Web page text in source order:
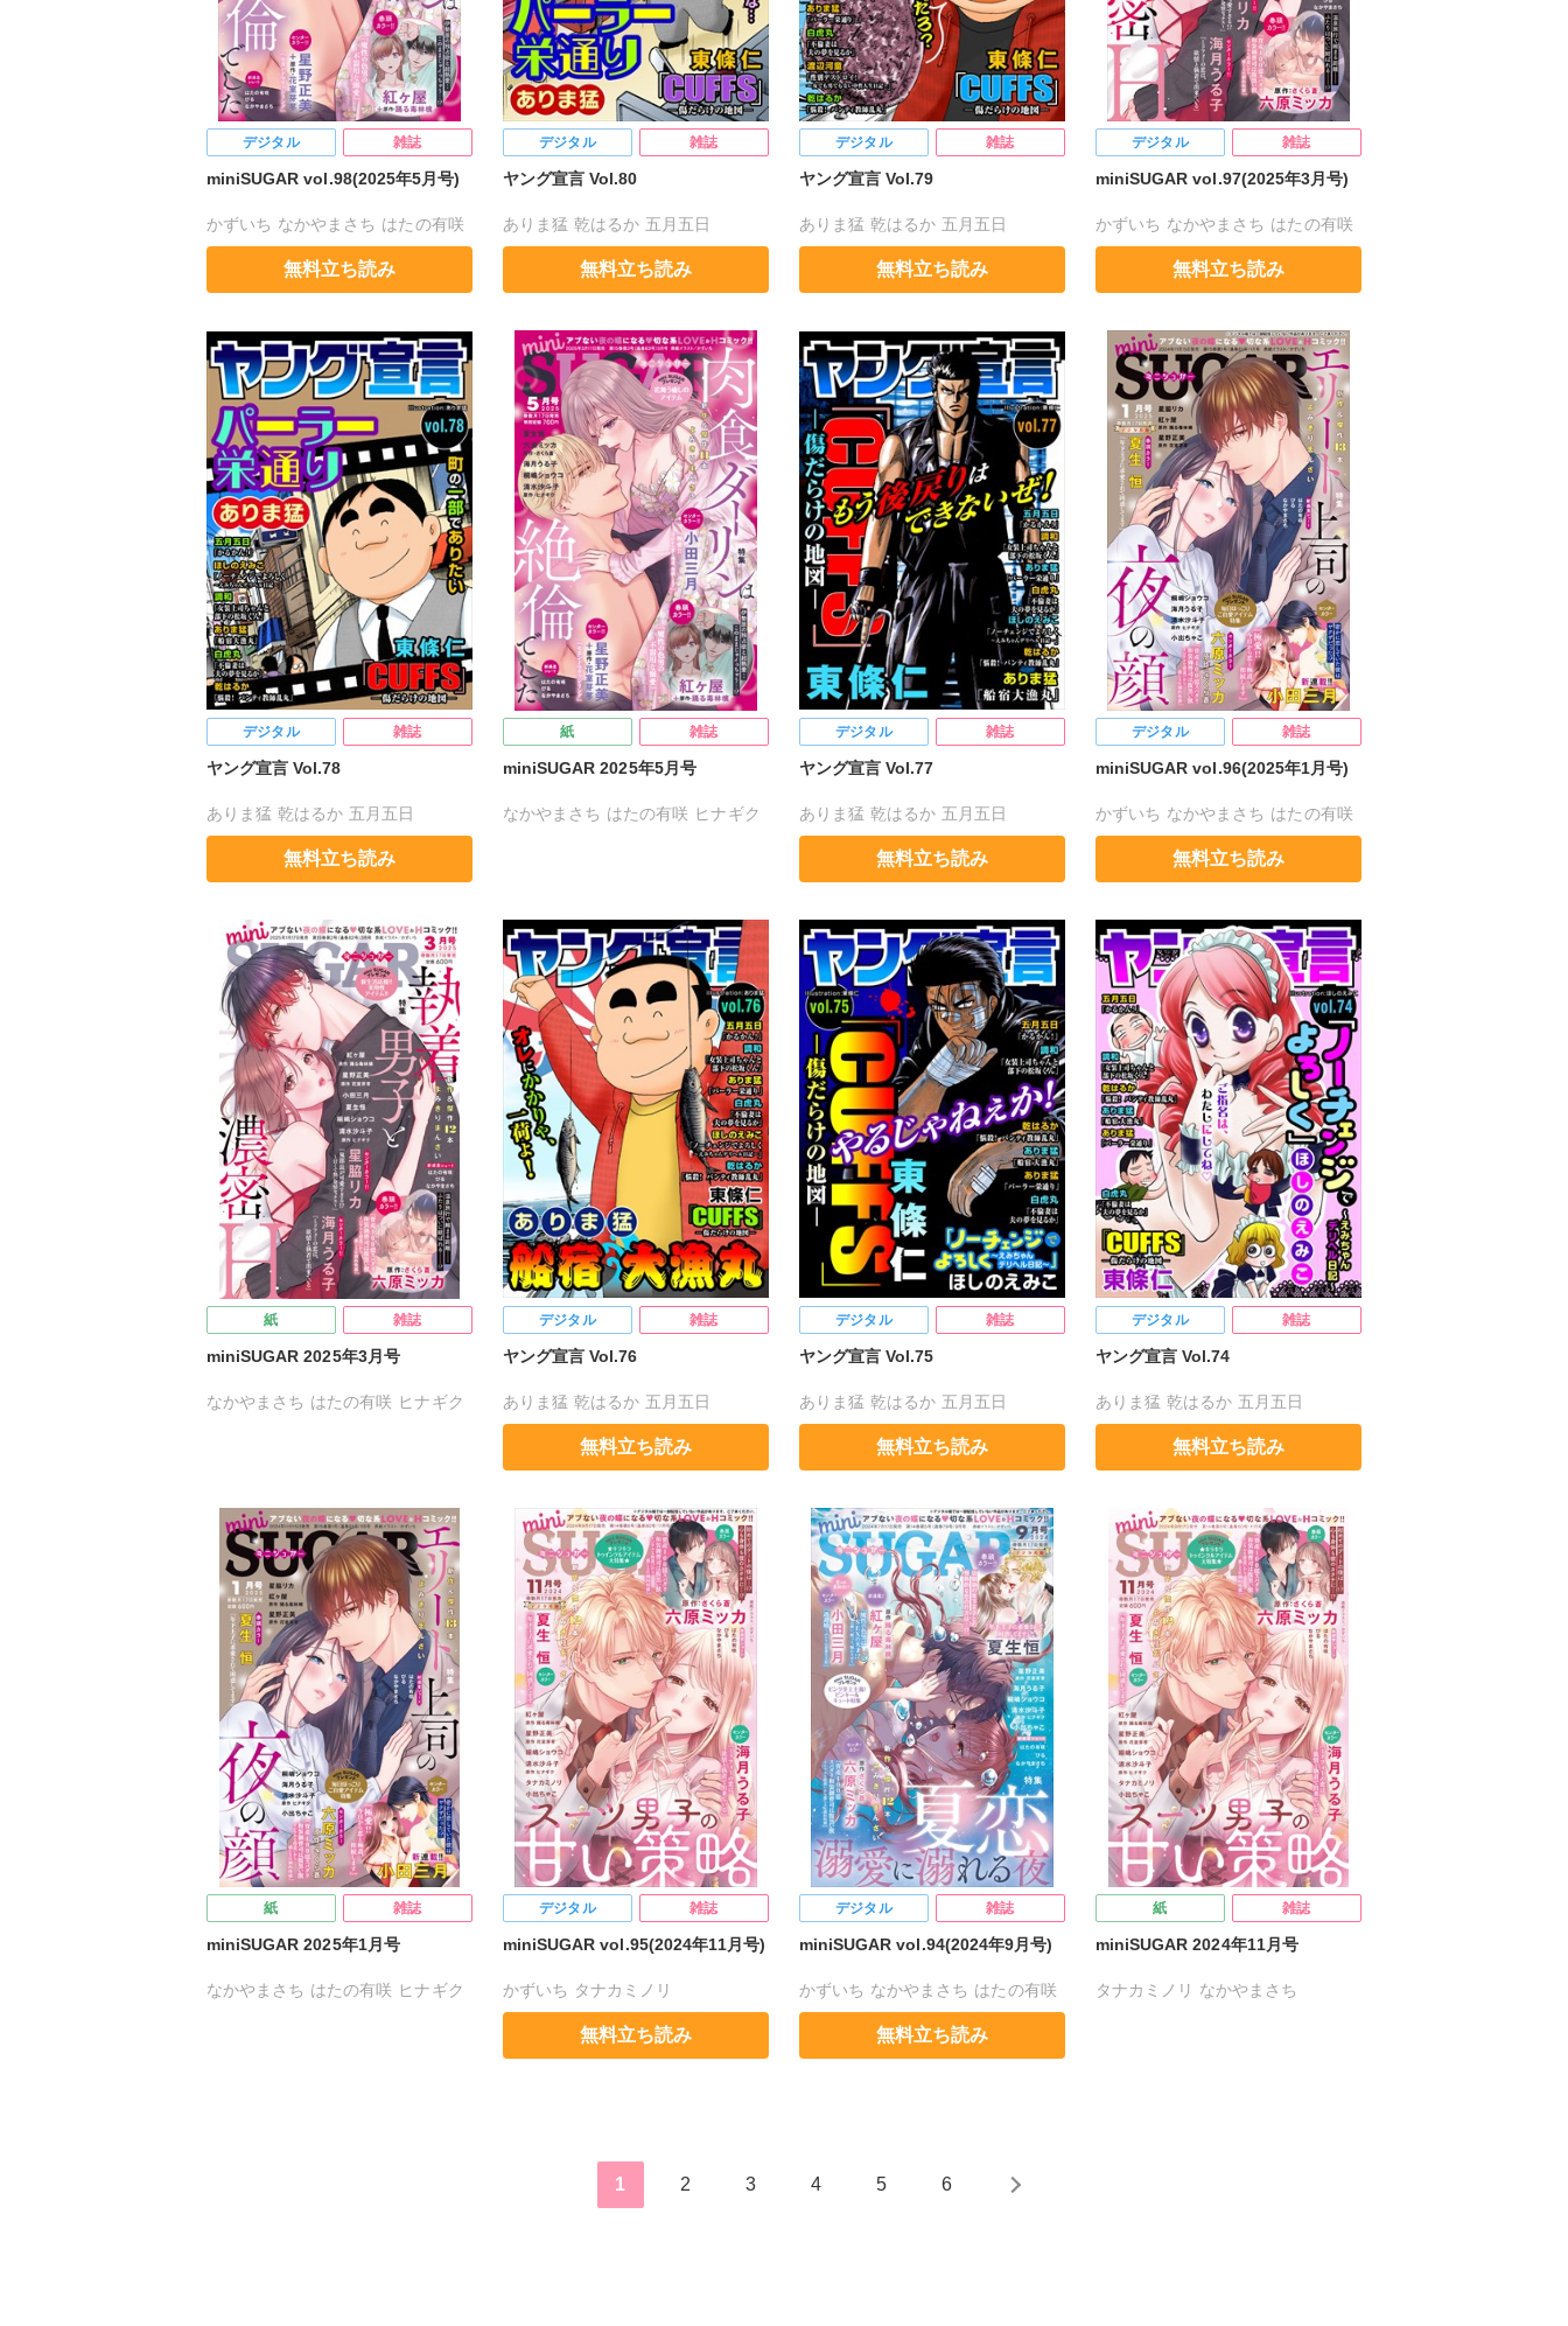
デジタル 雑誌
miniSUGAR vol.98(2025年5月号)
かずいち なかやまさち はたの有咲
ヒナギク
びる 夏生恒
桐嶋ショウコ
小田三月
踊る毒林檎 花室芽苳 六原ミッカ
紅ヶ屋
無料立ち読み
デジタル 雑誌
ヤング宣言 Vol.80
ありま猛 乾はるか 五月五日
渡辺河童
東條仁
白虎丸
ほしのえみこ
無料立ち読み
デジタル 雑誌
ヤング宣言 Vol.79
ありま猛 乾はるか 五月五日
渡辺河童
東條仁
白虎丸
ほしのえみこ
無料立ち読み
デジタル 雑誌
miniSUGAR vol.97(2025年3月号)
かずいち なかやまさち はたの有咲
ヒナギク
びる 夏生恒
桐嶋ショウコ
小田三月
さくら蒼 踊る毒林檎 花室芽苳
六原ミッカ 紅ヶ屋
無料立ち読み
デジタル 雑誌
ヤング宣言 Vol.78
ありま猛 乾はるか 五月五日
東條仁
無料立ち読み
紙 雑誌
miniSUGAR 2025年5月号
なかやまさち はたの有咲 ヒナギク
花室芽苳 六原ミッカ 紅ヶ屋
デジタル 雑誌
ヤング宣言 Vol.77
ありま猛 乾はるか 五月五日
東條仁
無料立ち読み
デジタル 雑誌
miniSUGAR vol.96(2025年1月号)
かずいち なかやまさち はたの有咲
ヒナギク
桐嶋ショウコ
小田三月 星脇リカ
さくら蒼 踊る毒林檎 花室芽苳
六原ミッカ 小出ちゃこ 紅ヶ屋
無料立ち読み
紙 雑誌
miniSUGAR 2025年3月号
なかやまさち はたの有咲 ヒナギク
踊る毒林檎 花室芽苳 六原ミッカ
紅ケ屋
デジタル 雑誌
ヤング宣言 Vol.76
ありま猛 乾はるか 五月五日
東條仁
無料立ち読み
デジタル 雑誌
ヤング宣言 Vol.75
ありま猛 乾はるか 五月五日
東條仁
無料立ち読み
デジタル 雑誌
ヤング宣言 Vol.74
ありま猛 乾はるか 五月五日
東條仁
無料立ち読み
紙 雑誌
miniSUGAR 2025年1月号
なかやまさち はたの有咲 ヒナギク
デジタル 雑誌
miniSUGAR vol.95(2024年11月号)
かずいち タナカミノリ
なかやまさち
夏生恒 桐嶋ショウコ
無料立ち読み
デジタル 雑誌
miniSUGAR vol.94(2024年9月号)
かずいち なかやまさち はたの有咲
ヒナギク
桐嶋ショウコ
小田三月
無料立ち読み
紙 雑誌
miniSUGAR 2024年11月号
タナカミノリ なかやまさち
1 2 3 4 5 6